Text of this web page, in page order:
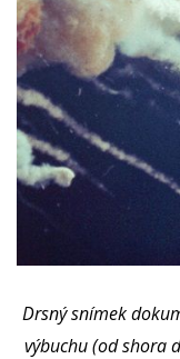
Drsný snímek
výbuchu (od shora